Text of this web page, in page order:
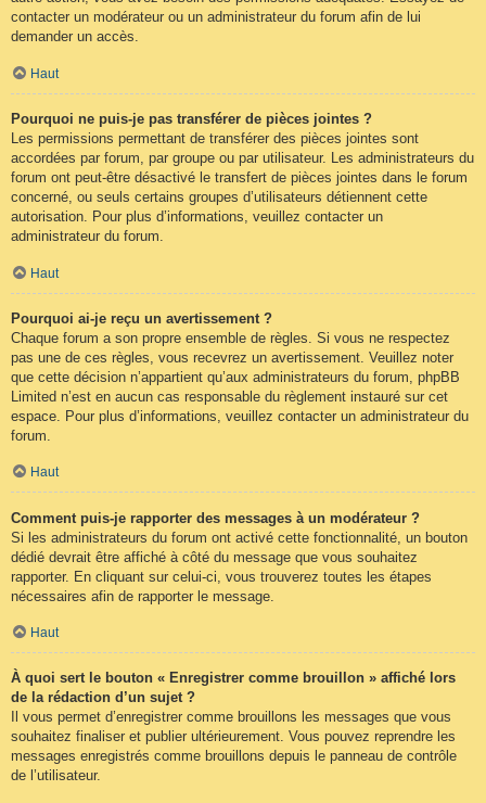
contacter un modérateur ou un administrateur du forum afin de lui
demander un accès.
Haut
Pourquoi ne puis-je pas transférer de pièces jointes ?
Les permissions permettant de transférer des pièces jointes sont
accordées par forum, par groupe ou par utilisateur. Les administrateurs du
forum ont peut-être désactivé le transfert de pièces jointes dans le forum
concerné, ou seuls certains groupes d’utilisateurs détiennent cette
autorisation. Pour plus d’informations, veuillez contacter un
administrateur du forum.
Haut
Pourquoi ai-je reçu un avertissement ?
Chaque forum a son propre ensemble de règles. Si vous ne respectez
pas une de ces règles, vous recevrez un avertissement. Veuillez noter
que cette décision n’appartient qu’aux administrateurs du forum, phpBB
Limited n’est en aucun cas responsable du règlement instauré sur cet
espace. Pour plus d’informations, veuillez contacter un administrateur du
forum.
Haut
Comment puis-je rapporter des messages à un modérateur ?
Si les administrateurs du forum ont activé cette fonctionnalité, un bouton
dédié devrait être affiché à côté du message que vous souhaitez
rapporter. En cliquant sur celui-ci, vous trouverez toutes les étapes
nécessaires afin de rapporter le message.
Haut
À quoi sert le bouton « Enregistrer comme brouillon » affiché lors
de la rédaction d’un sujet ?
Il vous permet d’enregistrer comme brouillons les messages que vous
souhaitez finaliser et publier ultérieurement. Vous pouvez reprendre les
messages enregistrés comme brouillons depuis le panneau de contrôle
de l’utilisateur.